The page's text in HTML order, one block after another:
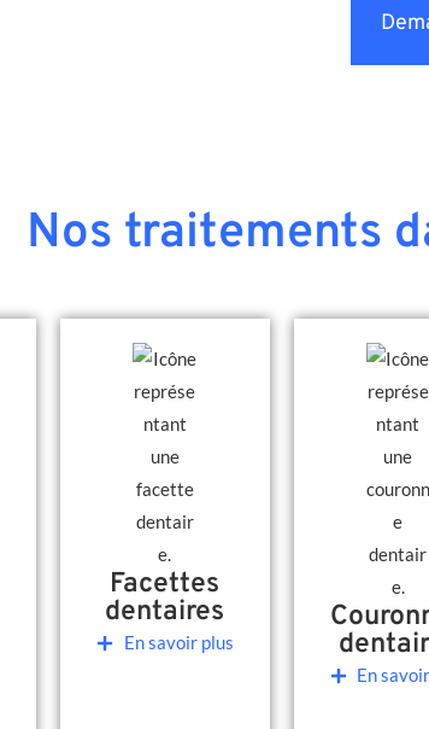
Nos traitements
Facettes
dentaires
En savoir plus
En